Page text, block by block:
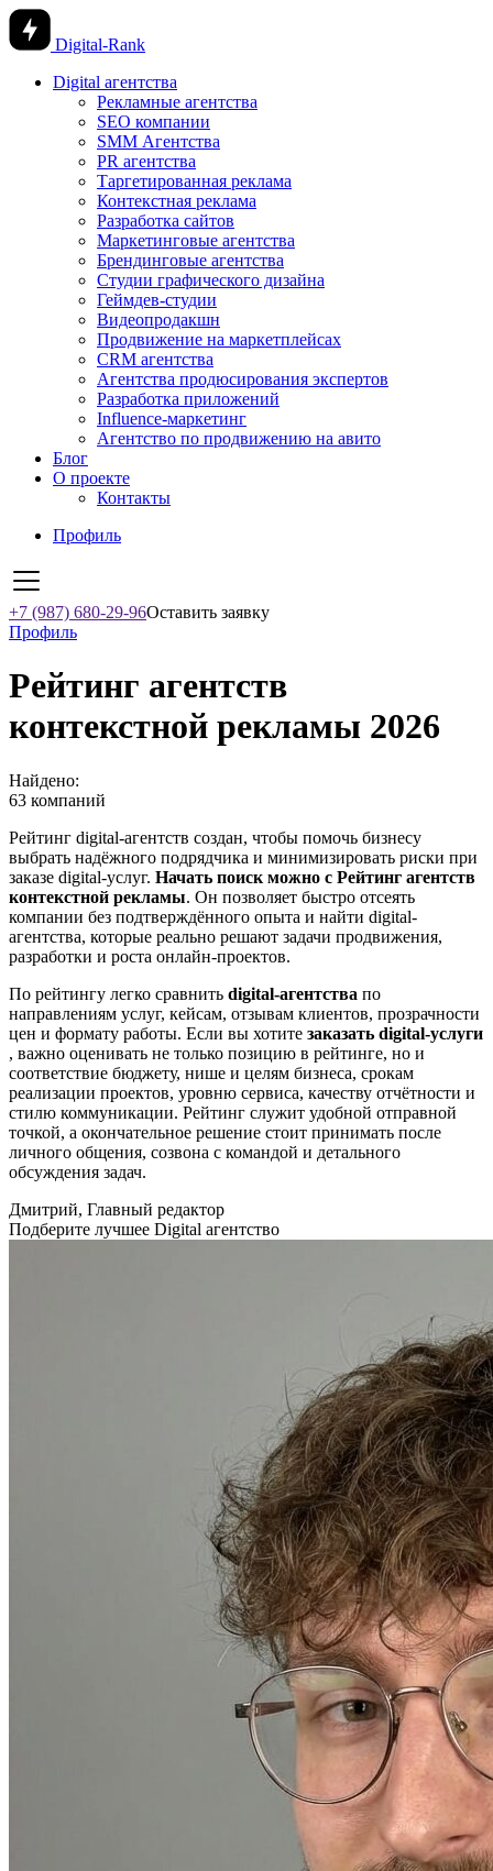
Digital-Rank
Digital агентства
Рекламные агентства
SEO компании
SMM Агентства
PR агентства
Таргетированная реклама
Контекстная реклама
Разработка сайтов
Маркетинговые агентства
Брендинговые агентства
Студии графического дизайна
Геймдев-студии
Видеопродакшн
Продвижение на маркетплейсах
CRM агентства
Агентства продюсирования экспертов
Разработка приложений
Influence-маркетинг
Агентство по продвижению на авито
Блог
О проекте
Контакты
Профиль
+7 (987) 680-29-96Оставить заявку
Профиль
Рейтинг агентств
контекстной рекламы 2026
Найдено:
63 компаний
Рейтинг digital-агентств создан, чтобы помочь бизнесу
выбрать надёжного подрядчика и минимизировать риски при
заказе digital-услуг. Начать поиск можно с Рейтинг агентств
контекстной рекламы. Он позволяет быстро отсеять
компании без подтверждённого опыта и найти digital-
агентства, которые реально решают задачи продвижения,
разработки и роста онлайн-проектов.
По рейтингу легко сравнить digital-агентства по
направлениям услуг, кейсам, отзывам клиентов, прозрачности
цен и формату работы. Если вы хотите заказать digital-услуги
, важно оценивать не только позицию в рейтинге, но и
соответствие бюджету, нише и целям бизнеса, срокам
реализации проектов, уровню сервиса, качеству отчётности и
стилю коммуникации. Рейтинг служит удобной отправной
точкой, а окончательное решение стоит принимать после
личного общения, созвона с командой и детального
обсуждения задач.
Дмитрий, Главный редактор
Подберите лучшее Digital агентство